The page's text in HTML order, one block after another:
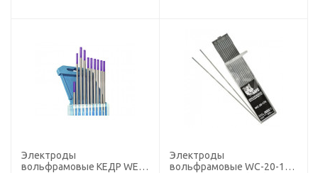
Электроды
вольфрамовые КЕДР WE-
Электроды
вольфрамовые WC-20-175